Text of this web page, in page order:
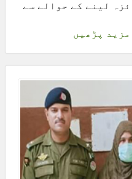
لینے کے حوالے سے
مزید پڑھیں